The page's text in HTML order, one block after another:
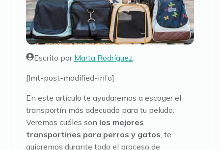
Escrito por Marta Rodríguez
[lmt-post-modified-info]
En este artículo te ayudaremos a escoger el
transportín más adecuado para tu peludo.
Veremos cuáles son los mejores
transportines para perros y gatos, te
guiaremos durante todo el proceso de